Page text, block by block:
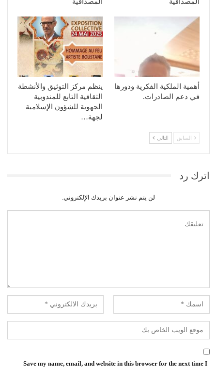
المصداقية المصداقية
أهمية الملكية الفكرية ودورها
في دعم الصادرات.
ينظم مركز التوثيق والأنشطة
الثقافية التابع للمندوبية
الجهوية للشؤون الإسلامية
لجهة…
السابق التالي
اترك رد
لن يتم نشر عنوان بريدك الإلكتروني.
Save my name, email, and website in this browser for the next time I